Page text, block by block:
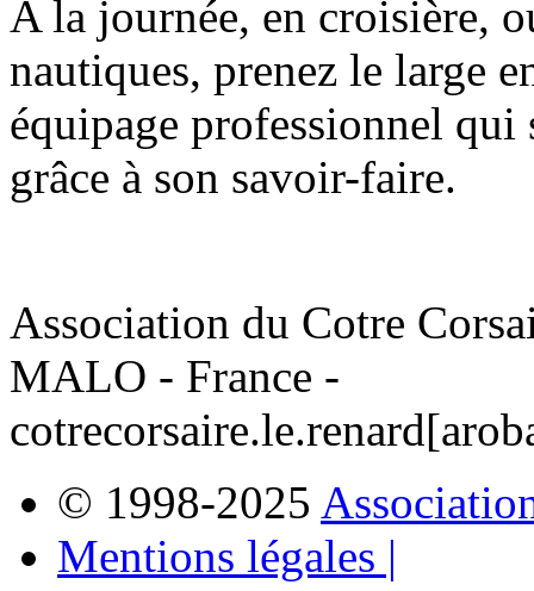
A la journée, en croisière,
nautiques, prenez le large
équipage professionnel qui
grâce à son savoir-faire.
Association du Cotre
MALO - France -
© 1998-2025
Mentions légales |